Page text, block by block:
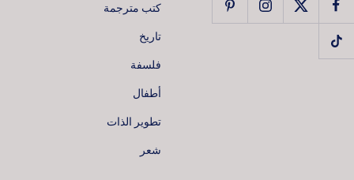
📚 افتح عالمًا من القصص 📖
اشترك في نشرتنا البريدية اليوم واحصل على
سنرسل لك رمز التخفيض مباشرة إلى بريدك الإلكتروني. كن على اطلاع
كتب مترجمة
تاريخ
فلسفة
أطفال
تطوير الذات
شعر